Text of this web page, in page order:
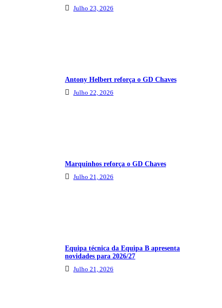
Julho 23, 2026
Antony Helbert reforça o GD Chaves
Julho 22, 2026
Marquinhos reforça o GD Chaves
Julho 21, 2026
Equipa técnica da Equipa B apresenta
novidades para 2026/27
Julho 21, 2026